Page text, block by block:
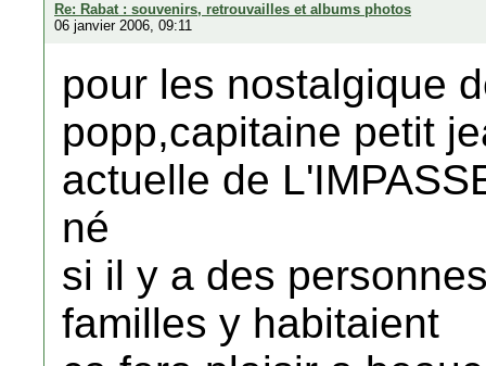
Re: Rabat : souvenirs, retrouvailles et albums photos
06 janvier 2006, 09:11
pour les nostalgique
popp,capitaine petit
actuelle de
né
si il y a des
familles y habitaient